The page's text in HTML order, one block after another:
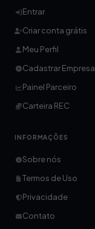
Entrar
Criar conta grátis
Meu Perfil
Cadastrar Empresa
Painel Parceiro
Carteira REC
INFORMAÇÕES
Sobre nós
Termos de Uso
Privacidade
Contato